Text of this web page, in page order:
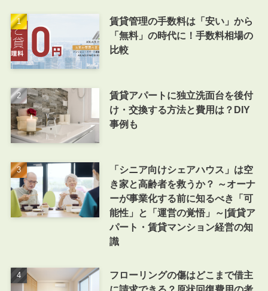
賃貸管理の手数料は「安い」から
「無料」の時代に！手数料相場の
比較
賃貸アパートに独立洗面台を後付
け・交換する方法と費用は？DIY
事例も
「シニア向けシェアハウス」は空
き家と高齢者を救うか？ ～オーナ
ーが事業化する前に知るべき「可
能性」と「運営の覚悟」～|賃貸ア
パート・賃貸マンション経営の知
識
フローリングの傷はどこまで借主